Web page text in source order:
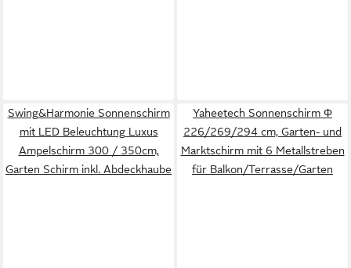
Swing&Harmonie Sonnenschirm
mit LED Beleuchtung Luxus
Ampelschirm 300 / 350cm,
Garten Schirm inkl. Abdeckhaube
Yaheetech Sonnenschirm Φ
226/269/294 cm, Garten- und
Marktschirm mit 6 Metallstreben
für Balkon/Terrasse/Garten